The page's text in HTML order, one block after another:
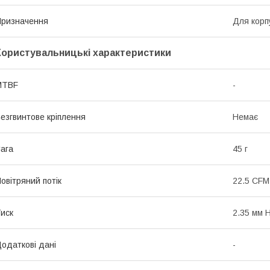
Для
характеристики
-
кріплення Немає
45 г
потік 22.5 CFM
2.35 мм
дані -